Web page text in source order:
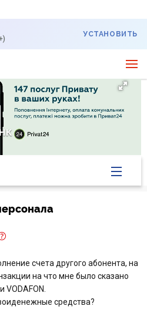
УСТАНОВИТЬ
счета другого абонента, на
на что мне было сказано
средства?